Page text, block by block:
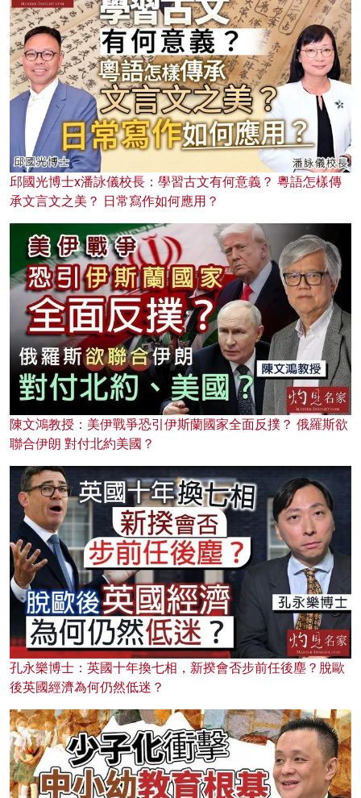
邱國光博士x潘詠儀校長：學習古文有何意義？ 粵語怎樣傳
承文言文之美？ 日常寫作如何應用？
陳文鴻教授：美伊戰爭恐引伊斯蘭國家全面反撲？ 俄羅斯欲
聯合伊朗 對付北約美國？
孔永樂博士：英國十年換七相，新揆會否步前任後塵？脫歐
後英國經濟為何仍然低迷？